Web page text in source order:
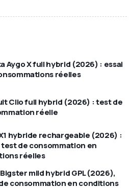
l/100
km
km
l/100
km
km
Aygo X full hybrid (2026) : essai
réelles
Clio full hybrid (2026) : test de
réelle
hybride rechargeable (2026) :
de consommation en
réelles
mild hybrid GPL (2026),
consommation en conditions